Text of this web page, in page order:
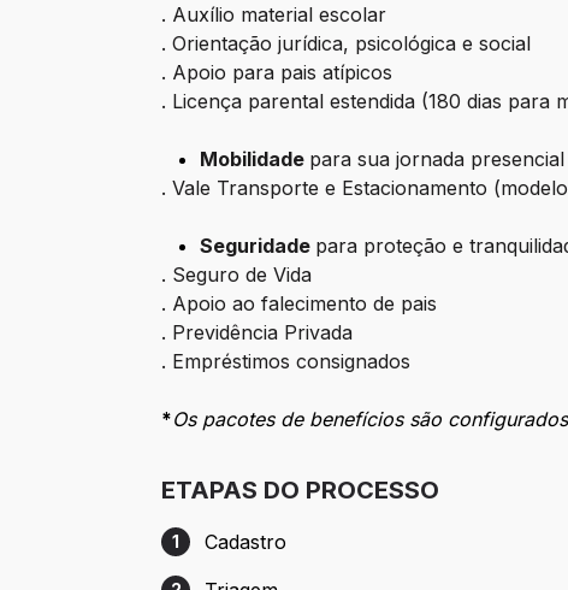
. Auxílio material escolar
. Orientação jurídica, psicológica e social
. Apoio para pais atípicos
. Licença parental estendida (180 dias para
Mobilidade para sua jornada presencial
. Vale Transporte e Estacionamento
Seguridade para proteção e
. Seguro de Vida
. Apoio ao falecimento de pais
. Previdência Privada
. Empréstimos consignados
*Os pacotes de benefícios são
ETAPAS DO PROCESSO
Etapa 1: Cadastro
1 Cadastro